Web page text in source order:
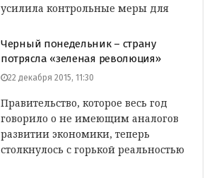
усилила контрольные меры для
Черный понедельник – страну
потрясла «зеленая революция»
22 декабря 2015, 11:30
Правительство, которое весь год
говорило о не имеющим аналогов
развитии экономики, теперь
столкнулось с горькой реальностью